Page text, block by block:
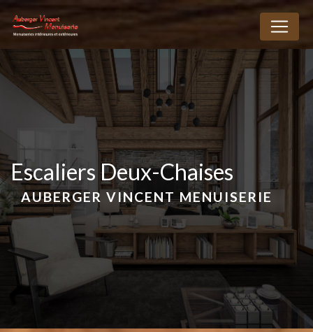
escaliers Deux-Chaises
AUBERGER VINCENT MENUISERIE
Panneau de gestion des cookies